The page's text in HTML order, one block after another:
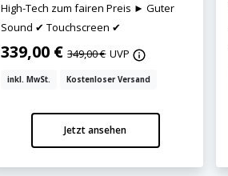
High-Tech zum fairen Preis ► Guter
Sound ✔ Touchscreen ✔
339,00 €349,00 € UVP
inkl. MwSt. Kostenloser Versand
Jetzt ansehen